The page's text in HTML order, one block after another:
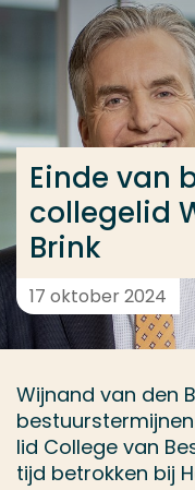
Ga direct naar de
... > Einde van
Einde van
collegelid
Brink
17 oktober 2024
Wijnand van den
lid College van
tijd betrokken bij
Veel gezocht
Opleiding
Contact